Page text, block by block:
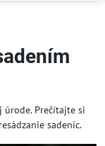
úrode. Prečítajte si
sadeníc.